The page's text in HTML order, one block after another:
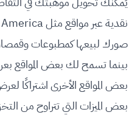
صورك لبيعها كمطبوعات
بينما تسمح لك بعض المواقع
بعض المواقع الأخرى اشتراكًا
بعض الميزات التي تتراوح من